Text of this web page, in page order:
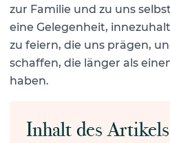
zur Familie und zu uns
eine Gelegenheit,
zu feiern, die uns prägen,
schaffen, die länger als
haben.
Inhalt des